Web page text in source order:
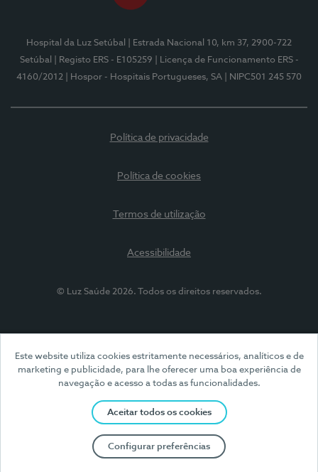
Este website utiliza cookies estritamente necessários, analíticos e de
marketing e publicidade, para lhe oferecer uma boa experiência de
navegação e acesso a todas as funcionalidades.
Aceitar todos os cookies
Configurar preferências
Hospital da Luz Setúbal
| Estrada Nacional 10, km 37, 2900-722
Setúbal
| Registo ERS - E105259
| Licença de Funcionamento ERS -
4160/2012
| Hospor - Hospitais Portugueses, SA | NIPC501 245 570
Política de privacidade
Política de cookies
Termos de utilização
Acessibilidade
© Luz Saúde 2026. Todos os direitos reservados.